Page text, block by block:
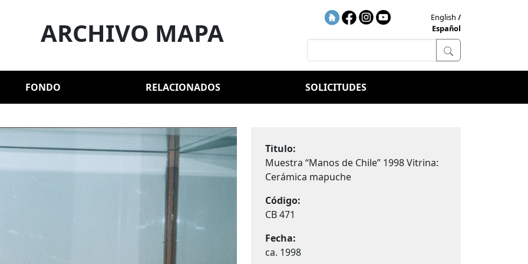
ARCHIVO MAPA
English
Español
FONDO RELACIONADOS SOLICITUDES
Titulo:
Muestra “Manos de Chile” 1998 Vitrina:
Cerámica mapuche
Código:
CB 471
Fecha:
ca. 1998